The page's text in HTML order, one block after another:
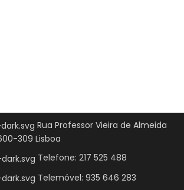
Rua Professor Vieira de Almeida
309 Lisboa
Telefone: 217 525 488
Telemóvel: 935 646 283